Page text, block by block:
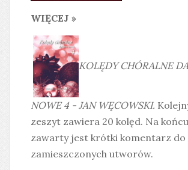
WIĘCEJ »
KOLĘDY CHÓRALNE
NOWE 4 - JAN WĘCOWSKI.
zeszyt zawiera 20 kolęd. Na
zawarty jest krótki komentarz do
zamieszczonych utworów.